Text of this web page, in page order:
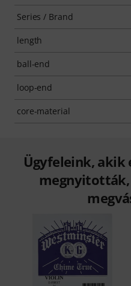
Series / Brand
length
ball-end
loop-end
core-material
Ügyfeleink,